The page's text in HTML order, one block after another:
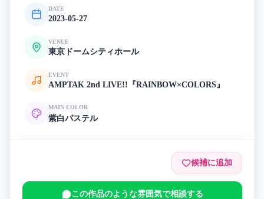
DATE
2023-05-27
VENUE
東京ドームシティホール
EVENT
AMPTAK 2nd LIVE!!『RAINBOW×COLORS』
MAIN COLOR
紫白パステル
候補に追加
この作品のような雰囲気で相談する